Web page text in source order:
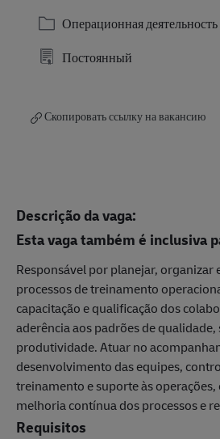
Категория
Операционная деятельность
Постоянный
Скопировать ссылку на вакансию
Descrição da vaga:
Esta vaga também é inclusiva
Responsável por planejar, organizar
processos de treinamento
capacitação e qualificação dos
aderência aos padrões de qualidade,
produtividade. Atuar no
desenvolvimento das equipes,
treinamento e suporte às
melhoria contínua dos processos e
Requisitos